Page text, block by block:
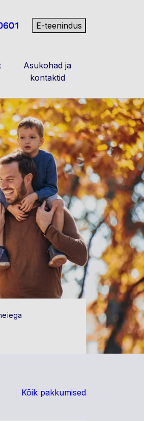
E-teenindus
Asukohad ja
kontaktid
Kõik pakkumised